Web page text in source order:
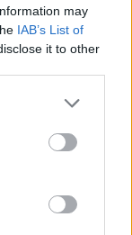
may
IAB’s List of
it to other
News και
για την Κρήτη